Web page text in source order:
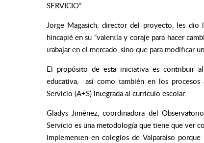
SERVICIO”.
Jorge Magasich, director del proyecto, les
hincapié en su “valentía y coraje para hacer
trabajar en el mercado, sino que para modificar
El propósito de esta iniciativa es contribuir
educativa, así como también en los
Servicio (A+S) integrada al currículo escolar.
Gladys Jiménez, coordinadora del
Servicio es una metodología que tiene que ver
implementen en colegios de Valparaíso